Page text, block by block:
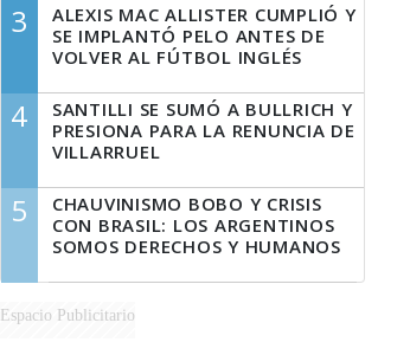
3
ALEXIS MAC ALLISTER CUMPLIÓ Y
SE IMPLANTÓ PELO ANTES DE
VOLVER AL FÚTBOL INGLÉS
4
SANTILLI SE SUMÓ A BULLRICH Y
PRESIONA PARA LA RENUNCIA DE
VILLARRUEL
5
CHAUVINISMO BOBO Y CRISIS
CON BRASIL: LOS ARGENTINOS
SOMOS DERECHOS Y HUMANOS
Espacio Publicitario